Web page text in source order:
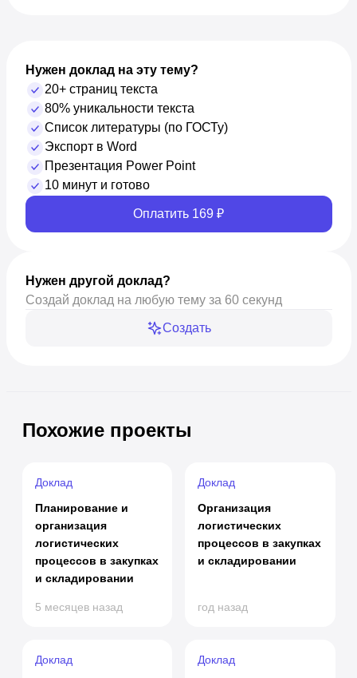
Нужен доклад на эту тему?
20+ страниц текста
80% уникальности текста
Список литературы (по ГОСТу)
Экспорт в Word
Презентация Power Point
10 минут и готово
Оплатить 169 ₽
Нужен другой доклад?
Создай доклад на любую тему за 60 секунд
Создать
Похожие проекты
Доклад
Планирование и
организация
логистических
процессов в закупках
и складировании
5 месяцев назад
Доклад
Организация
логистических
процессов в закупках
и складировании
год назад
Доклад
Доклад